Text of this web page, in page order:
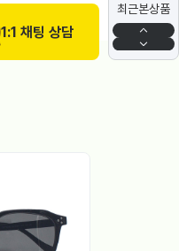
최근본상품
1:1 채팅 상담